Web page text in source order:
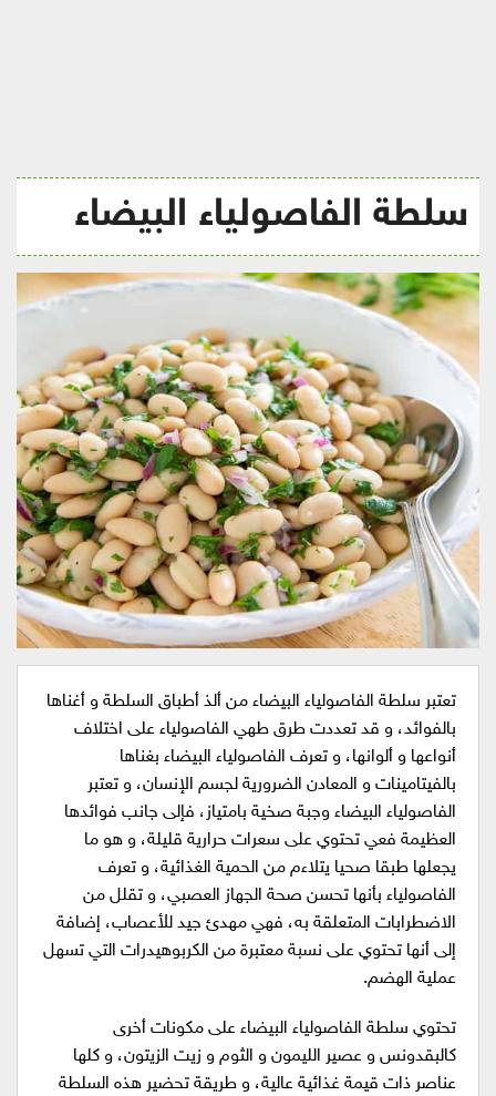
سلطة الفاصولياء البيضاء
تعتبر سلطة الفاصولياء البيضاء من ألذ أطباق السلطة و أغناها
بالفوائد، و قد تعددت طرق طهي الفاصولياء على اختلاف
أنواعها و ألوانها، و تعرف الفاصولياء البيضاء بغناها
بالفيتامينات و المعادن الضرورية لجسم الإنسان، و تعتبر
الفاصولياء البيضاء وجبة صخية بامتياز، فإلى جانب فوائدها
العظيمة فعي تحتوي على سعرات حرارية قليلة، و هو ما
يجعلها طبقا صحيا يتلاءم من الحمية الغذائية، و تعرف
الفاصولياء بأنها تحسن صحة الجهاز العصبي، و تقلل من
الاضطرابات المتعلقة به، فهي مهدئ جيد للأعصاب، إضافة
إلى أنها تحتوي على نسبة معتبرة من الكربوهيدرات التي تسهل
عملية الهضم.
تحتوي سلطة الفاصولياء البيضاء على مكونات أخرى
كالبقدونس و عصير الليمون و الثوم و زيت الزيتون، و كلها
عناصر ذات قيمة غذائية عالية، و طريقة تحضير هذه السلطة